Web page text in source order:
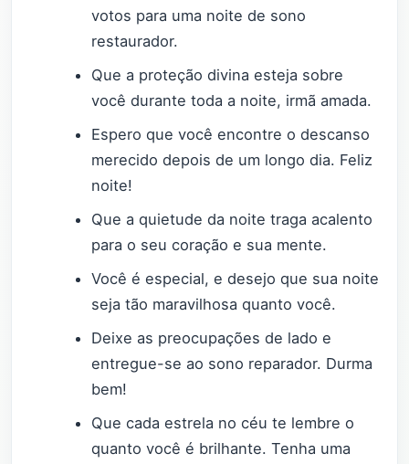
votos para uma noite de sono
restaurador.
Que a proteção divina esteja sobre
você durante toda a noite, irmã amada.
Espero que você encontre o descanso
merecido depois de um longo dia. Feliz
noite!
Que a quietude da noite traga acalento
para o seu coração e sua mente.
Você é especial, e desejo que sua noite
seja tão maravilhosa quanto você.
Deixe as preocupações de lado e
entregue-se ao sono reparador. Durma
bem!
Que cada estrela no céu te lembre o
quanto você é brilhante. Tenha uma